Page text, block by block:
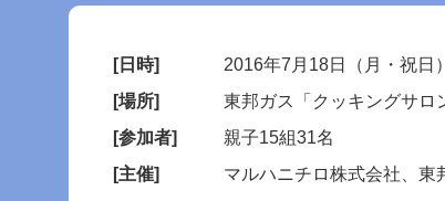
[日時]
2016年7月18日（月・祝日）
[場所]
東邦ガス「クッキングサロ
[参加者]
親子15組31名
[主催]
マルハニチロ株式会社、東